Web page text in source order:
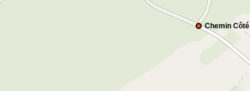
Chemin Côté